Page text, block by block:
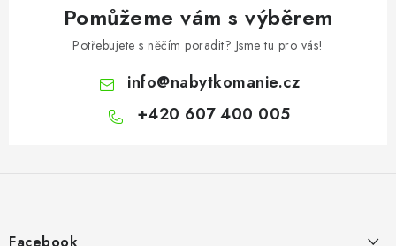
Pomůžeme vám s výběrem
Potřebujete s něčím poradit? Jsme tu pro vás!
info@nabytkomanie.cz
+420 607 400 005
aFacebook